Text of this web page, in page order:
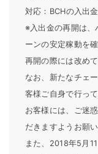
対応：BCHの入出
※入出金の再開は、
ーンの安定稼動を
再開の際には改め
なお、新たなチェ
客様ご自身で行っ
お客様には、ご迷
だきますようお願
また、2018年5月